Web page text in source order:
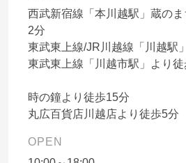
西武新宿線「本川越駅」蔵の
2分
東武東上線/JR川越線「川越駅
東武東上線「川越市駅」より徒
時の鐘より徒歩15分
丸広百貨店川越店より徒歩5分
OPEN